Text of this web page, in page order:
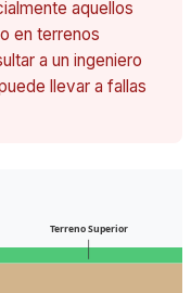
aquellos
en terrenos
a un ingeniero
llevar a fallas
Terreno Superior